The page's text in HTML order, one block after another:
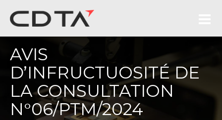
AVIS
D’INFRUCTUOSITÉ DE
LA CONSULTATION
N°06/PTM/2024